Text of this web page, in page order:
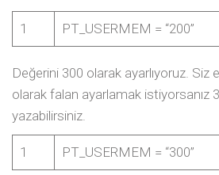
1 PT_USERMEM = “200”
Değerini 300 olarak ayarlıyoruz. Siz
olarak falan ayarlamak istiyorsanız
yazabilirsiniz.
1 PT_USERMEM = “300”